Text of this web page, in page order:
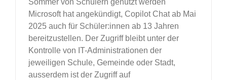
Sommer von Schülern genutzt werden
Microsoft hat angekündigt, Copilot Chat ab Mai
2025 auch für Schüler:innen ab 13 Jahren
bereitzustellen. Der Zugriff bleibt unter der
Kontrolle von IT-Administrationen der
jeweiligen Schule, Gemeinde oder Stadt,
ausserdem ist der Zugriff auf